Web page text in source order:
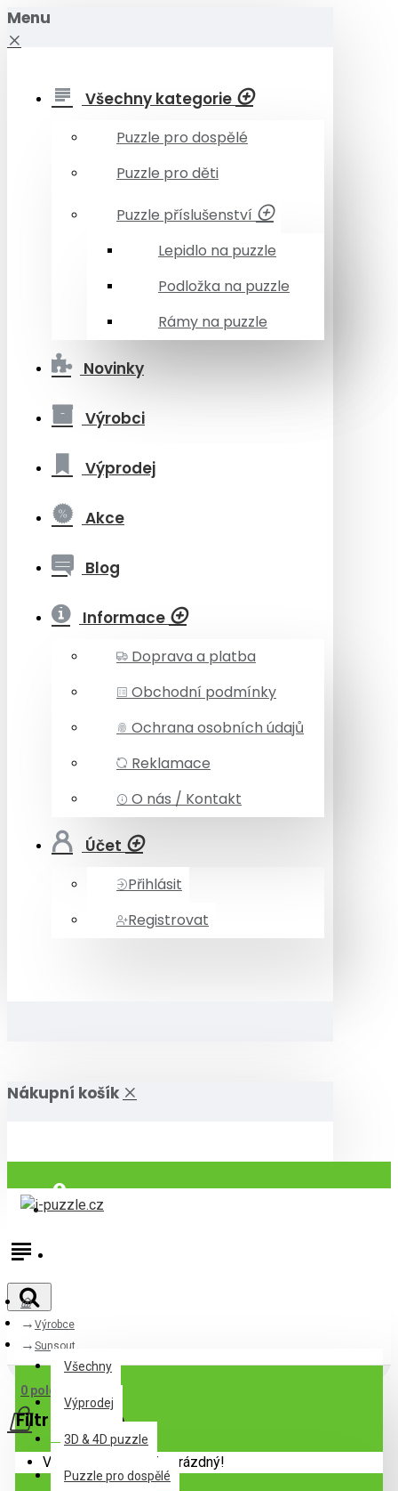
Menu
Všechny kategorie
Puzzle pro dospělé
Puzzle pro děti
Puzzle příslušenství
Lepidlo na puzzle
Podložka na puzzle
Rámy na puzzle
Novinky
Výrobci
Výprodej
Akce
Blog
Informace
Doprava a platba
Obchodní podmínky
Ochrana osobních údajů
Reklamace
O nás / Kontakt
Účet
Přihlásit
Registrovat
Nákupní košík
Přihlásit
Všechny
Všechny
Výprodej
3D & 4D puzzle
Puzzle pro dospělé
0 položek - 0Kč
Váš nákupní košík je prázdný!
Výrobce
Sunsout
Filtr
Cena